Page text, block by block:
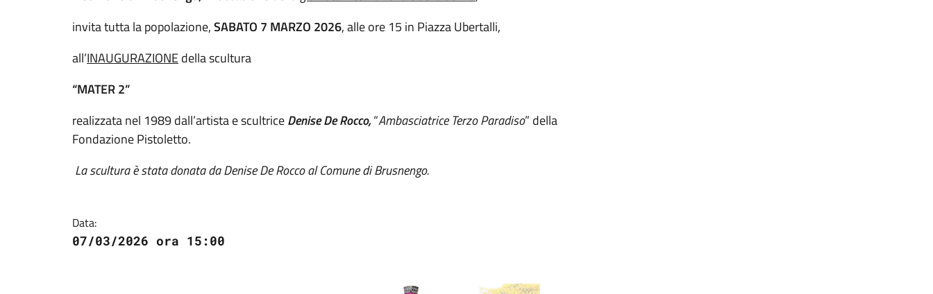
invita tutta la popolazione,SABATO 7 MARZO 2026, alle ore 15 in Piazza Ubertalli,
all’INAUGURAZIONEdella scultura
“MATER 2”
realizzata nel 1989 dall’artista e scultriceDenise De Rocco,“Ambasciatrice Terzo Paradiso” della
Fondazione Pistoletto.
La scultura è stata donata da Denise De Rocco al Comune di Brusnengo.
Data:
07/03/2026 ora 15:00